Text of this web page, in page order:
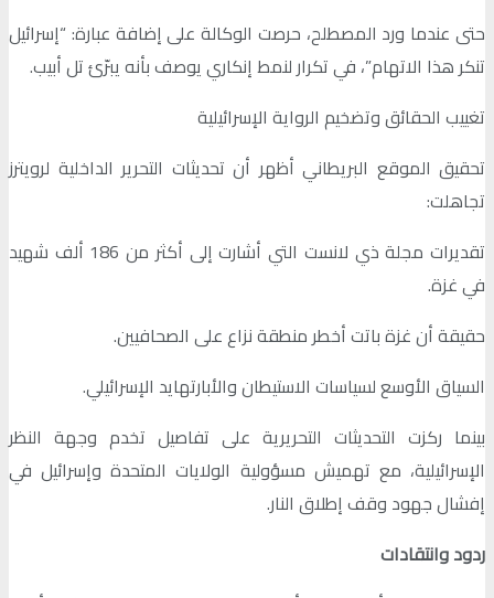
حتى عندما ورد المصطلح، حرصت الوكالة على إضافة عبارة: “إسرائيل
تنكر هذا الاتهام”، في تكرار لنمط إنكاري يوصف بأنه يبرّئ تل أبيب.
تغييب الحقائق وتضخيم الرواية الإسرائيلية
تحقيق الموقع البريطاني أظهر أن تحديثات التحرير الداخلية لرويترز
تجاهلت:
تقديرات مجلة ذي لانست التي أشارت إلى أكثر من 186 ألف شهيد
في غزة.
حقيقة أن غزة باتت أخطر منطقة نزاع على الصحافيين.
السياق الأوسع لسياسات الاستيطان والأبارتهايد الإسرائيلي.
بينما ركزت التحديثات التحريرية على تفاصيل تخدم وجهة النظر
الإسرائيلية، مع تهميش مسؤولية الولايات المتحدة وإسرائيل في
إفشال جهود وقف إطلاق النار.
ردود وانتقادات